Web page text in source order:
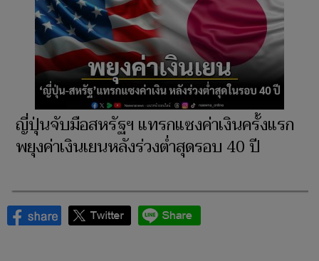
ญี่ปุ่นจับมือสหรัฐฯ แทรกแซงค่าเงินครั้งแรก
พยุงค่าเงินเยนหลังร่วงต่ำสุดรอบ 40 ปี